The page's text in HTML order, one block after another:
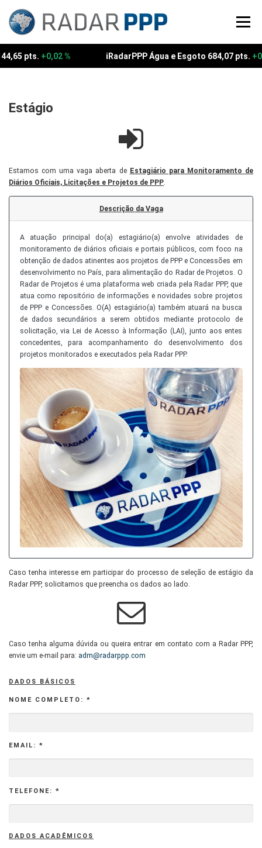
para
Menu
pts.+0,02 % iRadarPPP Água e Esgoto 684,07 pts.
Estágio
Estamos com uma vaga aberta de Estagiário para Monitoramento de
Diários Oficiais, Licitações e Projetos de PPP.
Descrição da Vaga
A atuação principal do(a) estagiário(a) envolve atividades de
monitoramento de diários oficiais e portais públicos, com foco na
obtenção de dados atinentes aos projetos de PPP e Concessões em
desenvolvimento no País, para alimentação do Radar de Projetos. O
Radar de Projetos é uma plataforma web criada pela Radar PPP, que
atua como repositório de informações e novidades sobre projetos
de PPP e Concessões. O(A) estagiário(a) também atuará na busca
de dados secundários a serem obtidos mediante protocolo de
solicitação, via Lei de Acesso à Informação (LAI), junto aos entes
concedentes, para acompanhamento do desenvolvimento dos
projetos monitorados e executados pela Radar PPP.
Caso tenha interesse em participar do processo de seleção de estágio da
Radar PPP, solicitamos que preencha os dados ao lado.
Caso tenha alguma dúvida ou queira entrar em contato com a Radar PPP,
envie um e-mail para: adm@radarppp.com
DADOS BÁSICOS
NOME COMPLETO: *
EMAIL: *
TELEFONE: *
DADOS ACADÊMICOS